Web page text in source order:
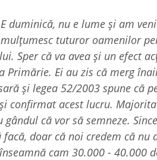
duminică, nu e lume și am
tuturor oamenilor
Sper că va avea și un efect
Ei au zis că merg
și legea 52/2003 spune că
confirmat acest lucru.
că vor să semneze.
doar că noi credem că nu
cam 30.000 - 40.000